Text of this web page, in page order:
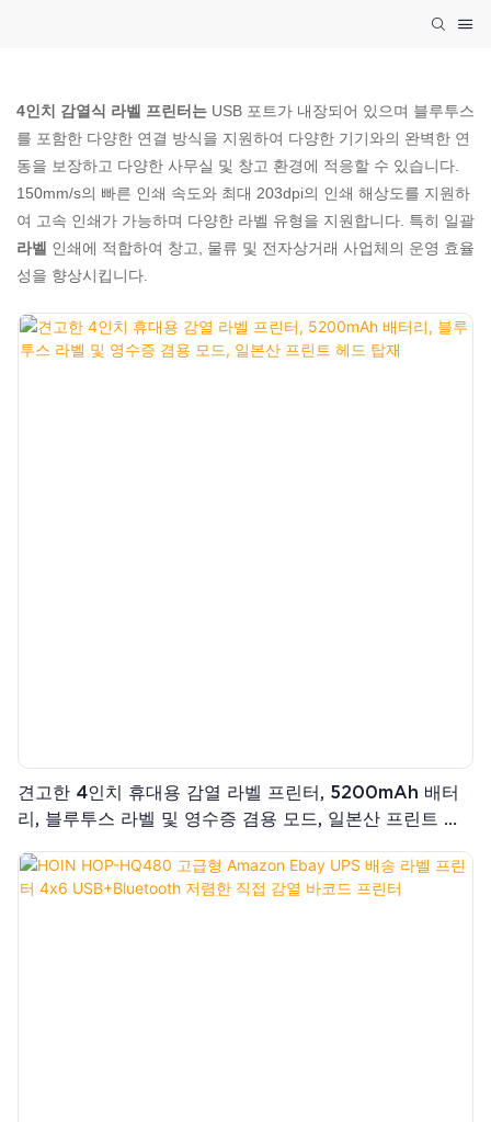
4인치 감열식 라벨 프린터는 USB 포트가 내장되어 있으며 블루투스
를 포함한 다양한 연결 방식을 지원하여 다양한 기기와의 완벽한 연
동을 보장하고 다양한 사무실 및 창고 환경에 적응할 수 있습니다.
150mm/s의 빠른 인쇄 속도와 최대 203dpi의 인쇄 해상도를 지원하
여 고속 인쇄가 가능하며 다양한 라벨 유형을 지원합니다. 특히 일괄
라벨 인쇄에 적합하여 창고, 물류 및 전자상거래 사업체의 운영 효율
성을 향상시킵니다.
견고한 4인치 휴대용 감열 라벨 프린터, 5200mAh 배터
리, 블루투스 라벨 및 영수증 겸용 모드, 일본산 프린트 헤